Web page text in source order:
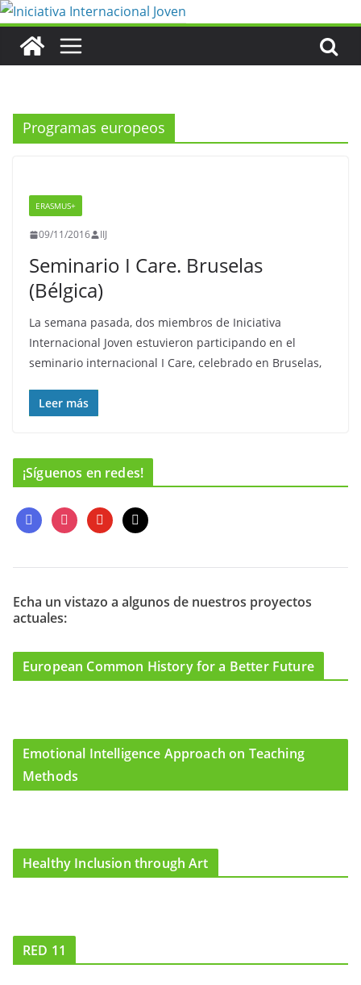
Saltar
contenido
Programas europeos
ERASMUS+
09/11/2016 IIJ
Seminario I Care. Bruselas
(Bélgica)
La semana pasada, dos miembros de Iniciativa
Internacional Joven estuvieron participando en el
seminario internacional I Care, celebrado en Bruselas,
Leer más
¡Síguenos en redes!
f
a
e
o
o
i
n
t
g
r
m
y
o
t
b
m
a
l
Echa un vistazo a algunos de nuestros proyectos
actuales:
European Common History for a Better Future
Emotional Intelligence Approach on Teaching
Methods
Healthy Inclusion through Art
RED 11